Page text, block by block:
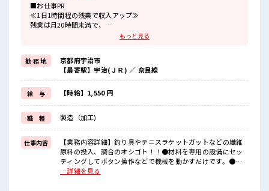
■お仕事PR
≪1日1時間程の残業で収入アップ≫
残業は月20時間未満で、
≪未経験でも活躍できる≫
新しいことにチャレンジするのは不安だけど、
しっかり働く環境が整っています！
イチからスキルUP・ステップUP目指していきましょう！
≪自分に向いている仕事が探せる≫
困った事などがあれば、
担当がしっかりサポートします！
■職場の雰囲気
一緒に働く仲間ともなじみやすい少人数の職場☆
休憩室で自分タイム！
のんびりスマホチェック♪
職場にはロッカー完備！
もっと見る
勤 務 地
京都府宇治市
【最寄駅】宇治(ＪＲ) ／ 奈良線
給 与 【時給】1,550 円
職 種 製造（加工)
仕事内容
【業務内容詳細】釣り具やテニスラケットガットなどの繊維
原料の投入、調合のオシゴト！！●材料を専用の設備にセッ
ティングしてボタン操作などで機械を動かすだけです。●作
業の流れや操作手順など覚えることはいくつかありますが一
…詳細を見る